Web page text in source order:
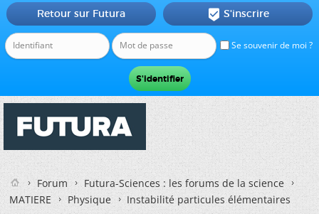
Se souvenir de moi ?
Retour sur Futura  S'inscrire
Forum
Futura-Sciences : les forums de la science
MATIERE
Physique Instabilité particules élémentaires